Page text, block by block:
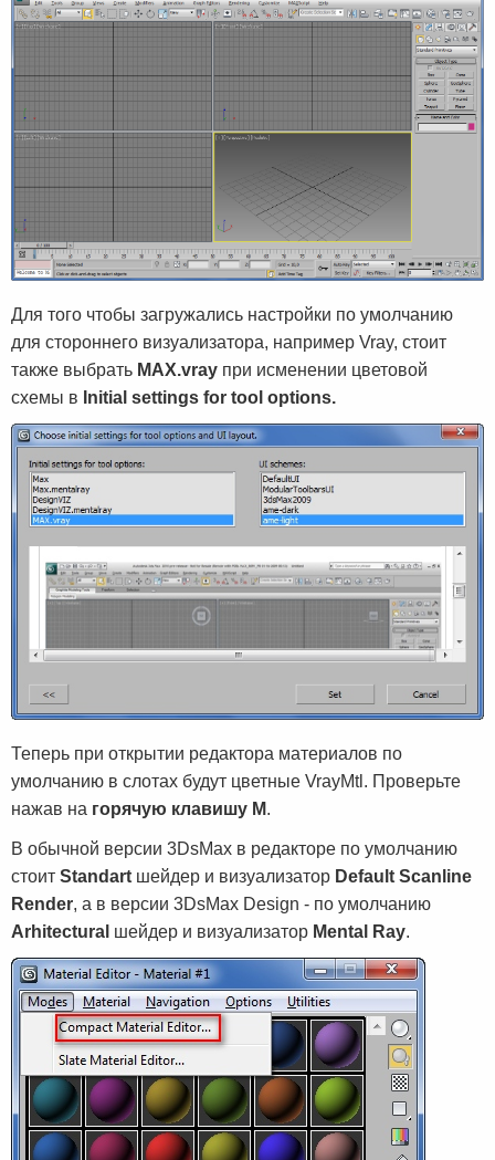
Для того чтобы загружались настройки по умолчанию
для стороннего визуализатора, например Vray, стоит
также выбрать MAX.vray при исменении цветовой
схемы в Initial settings for tool options.
Теперь при открытии редактора материалов по
умолчанию в слотах будут цветные VrayMtl. Проверьте
нажав на горячую клавишу M.
В обычной версии 3DsMax в редакторе по умолчанию
стоит Standart шейдер и визуализатор Default Scanline
Render, а в версии 3DsMax Design - по умолчанию
Arhitectural шейдер и визуализатор Mental Ray.